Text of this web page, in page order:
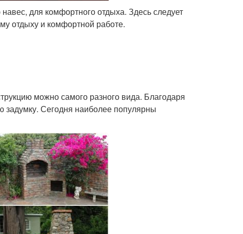
для комфортного отдыха. Здесь следует
отдыху и комфортной работе.
можно самого разного вида. Благодаря
задумку. Сегодня наиболее популярны